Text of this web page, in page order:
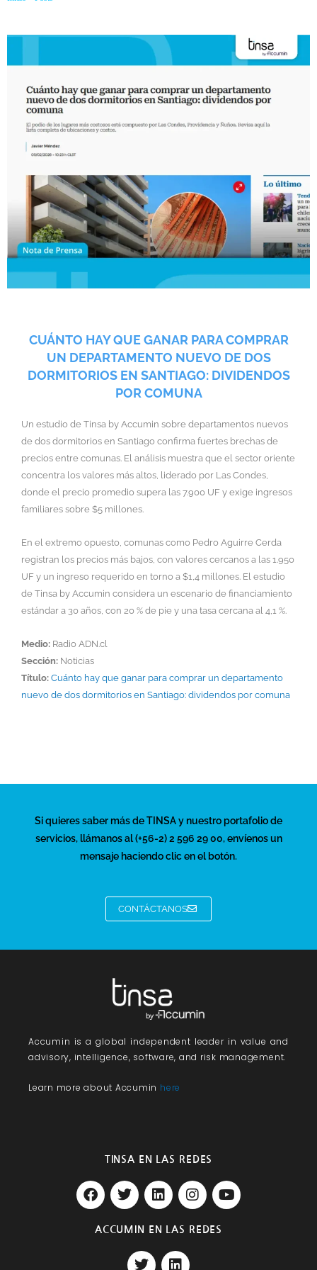
CUÁNTO HAY QUE GANAR PARA COMPRAR
UN DEPARTAMENTO NUEVO DE DOS
DORMITORIOS EN SANTIAGO: DIVIDENDOS
POR COMUNA
Un estudio de Tinsa by Accumin sobre departamentos nuevos
de dos dormitorios en Santiago confirma fuertes brechas de
precios entre comunas. El análisis muestra que el sector oriente
concentra los valores más altos, liderado por Las Condes,
donde el precio promedio supera las 7.900 UF y exige ingresos
familiares sobre $5 millones.
En el extremo opuesto, comunas como Pedro Aguirre Cerda
registran los precios más bajos, con valores cercanos a las 1.950
UF y un ingreso requerido en torno a $1,4 millones. El estudio
de Tinsa by Accumin considera un escenario de financiamiento
estándar a 30 años, con 20 % de pie y una tasa cercana al 4,1 %.
Medio: Radio ADN.cl
Sección: Noticias
Título: Cuánto hay que ganar para comprar un departamento
nuevo de dos dormitorios en Santiago: dividendos por comuna
Si quieres saber más de TINSA y nuestro portafolio de
servicios, llámanos al (+56-2) 2 596 29 00, envíenos un
mensaje haciendo clic en el botón.
CONTÁCTANOS
Accumin is a global independent leader in value and
advisory, intelligence, software, and risk management.
Learn more about Accumin here
TINSA EN LAS REDES
F
a
e
T
w
t
e
L
i
k
d
I
n
t
Y
o
ACCUMIN EN LAS REDES
T
L